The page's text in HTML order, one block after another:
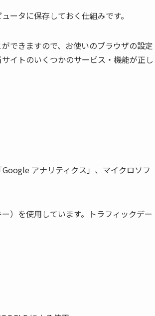
ータに保存しておく仕組みです。
できますので、お使いのブラウザの設定
イトのいくつかのサービス・機能が正し
アナリティクス」、マイクロソフ
）を使用しています。トラフィックデー